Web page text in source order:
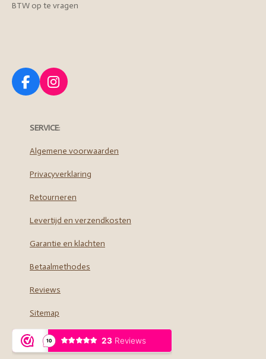
BTW op te vragen
F
a
e
o
k
I
n
t
g
a
SERVICE:
Algemene voorwaarden
Privacyverklaring
Retourneren
Levertijd en verzendkosten
Garantie en klachten
Betaalmethodes
Reviews
Sitemap